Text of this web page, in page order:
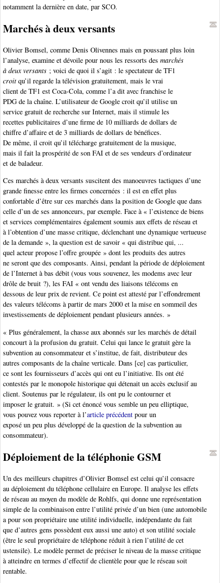
notamment la dernière en date, par SCO.
Marchés à deux versants
Olivier Bomsel, comme Denis Olivennes mais en poussant plus loin
l’analyse, examine et dévoile pour nous les ressorts des marchés
à deux versants ; voici de quoi il s’agit : le spectateur de TF1
croitqu’il regarde la télévision gratuitement, mais le vrai
client de TF1 est Coca-Cola, comme l’a dit avec franchise le
PDG de la chaîne. L’utilisateur de Google croit qu’il utilise un
service gratuit de recherche sur Internet, mais il stimule les
recettes publicitaires d’une firme de 10 milliards de dollars de
chiffre d’affaire et de 3 milliards de dollars de bénéfices.
De même, il croit qu’il télécharge gratuitement de la musique,
mais il fait la prospérité de son FAI et de ses vendeurs d’ordinateur
et de baladeur.
Ces marchés à deux versants suscitent des manoeuvres tactiques d’une
grande finesse entre les firmes concernées : il est en effet plus
confortable d’être sur ces marchés dans la position de Google que dans
celle d’un de ses annonceurs, par exemple. Face à « l’existence de biens
et services complémentaires également soumis aux effets de réseau et
à l’obtention d’une masse critique, déclenchant une dynamique vertueuse
de la demande », la question est de savoir « qui distribue qui, ...
quel acteur propose l’offre groupée » dont les produits des autres
ne seront que des composants. Ainsi, pendant la période de déploiement
de l’Internet à bas débit (vous vous souvenez, les modems avec leur
drôle de bruit ?), les FAI « ont vendu des liaisons télécoms en
dessous de leur prix de revient. Ce point est attesté par l’effondrement
des valeurs télécoms à partir de mars 2000 et la mise en sommeil des
investissements de déploiement pendant plusieurs années. »
« Plus généralement, la chasse aux abonnés sur les marchés de détail
concourt à la profusion du gratuit. Celui qui lance le gratuit gère la
subvention au consommateur et s’institue, de fait, distributeur des
autres composants de la chaîne verticale. Dans [ce] cas particulier,
ce sont les fournisseurs d’accès qui ont eu l’initiative. Ils ont été
contestés par le monopole historique qui détenait un accès exclusif au
client. Soutenus par le régulateur, ils ont pu le contourner et
imposer le gratuit. » (Si cet énoncé vous semble un peu elliptique,
vous pouvez vous reporter à l’article précédent pour un
exposé un peu plus développé de la question de la subvention au
consommateur).
Déploiement de la téléphonie GSM
Un des meilleurs chapitres d’Olivier Bomsel est celui qu’il consacre
au déploiement du téléphone cellulaire en Europe. Il analyse les effets
de réseau au moyen du modèle de Rohlfs, qui donne une représentation
simple de la combinaison entre l’utilité privée d’un bien (une automobile
a pour son propriétaire une utilité individuelle, indépendante du fait
que d’autres gens possèdent eux aussi une auto) et son utilité sociale
(être le seul propriétaire de téléphone réduit à rien l’utilité de cet
ustensile). Le modèle permet de préciser le niveau de la masse critique
à atteindre en termes d’effectif de clientèle pour que le réseau soit
rentable.